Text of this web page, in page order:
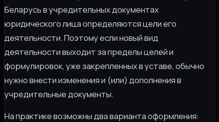
Беларусь в учредительных документах
юридического лица определяются цели его
деятельности. Поэтому если новый вид
деятельности выходит за пределы целей и
формулировок, уже закрепленных в уставе, обычно
нужно внести изменения и (или) дополнения в
учредительные документы.
На практике возможны два варианта оформления: